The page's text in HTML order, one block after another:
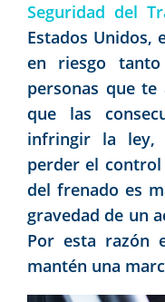
Seguridad del
Estados Unidos,
en riesgo
personas que te
que las
infringir la ley,
perder el
del frenado es
gravedad de un
Por esta razón
mantén una